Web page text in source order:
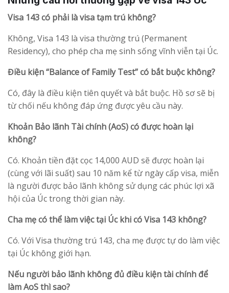
Visa 143 có phải là visa tạm trú không?
Không, Visa 143 là visa thường trú (Permanent
Residency), cho phép cha mẹ sinh sống vĩnh viễn tại Úc.
Điều kiện “Balance of Family Test” có bắt buộc không?
Có, đây là điều kiện tiên quyết và bắt buộc. Hồ sơ sẽ bị
từ chối nếu không đáp ứng được yêu cầu này.
Khoản Bảo lãnh Tài chính (AoS) có được hoàn lại
không?
Có. Khoản tiền đặt cọc 14,000 AUD sẽ được hoàn lại
(cùng với lãi suất) sau 10 năm kể từ ngày cấp visa, miễn
là người được bảo lãnh không sử dụng các phúc lợi xã
hội của Úc trong thời gian này.
Cha mẹ có thể làm việc tại Úc khi có Visa 143 không?
Có. Với Visa thường trú 143, cha mẹ được tự do làm việc
tại Úc không giới hạn.
Nếu người bảo lãnh không đủ điều kiện tài chính để
làm AoS thì sao?